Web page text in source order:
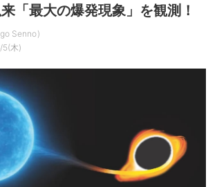
「最大の爆発現象」を観測！
Senno
5(木)